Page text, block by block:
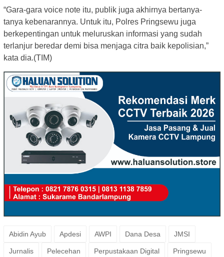
“Gara-gara voice note itu, publik juga akhirnya bertanya-
tanya kebenarannya. Untuk itu, Polres Pringsewu juga
berkepentingan untuk meluruskan informasi yang sudah
terlanjur beredar demi bisa menjaga citra baik kepolisian,”
kata dia.(TIM)
Abidin Ayub Apdesi AWPI Dana Desa JMSI
Jurnalis Pelecehan Perpustakaan Digital Pringsewu